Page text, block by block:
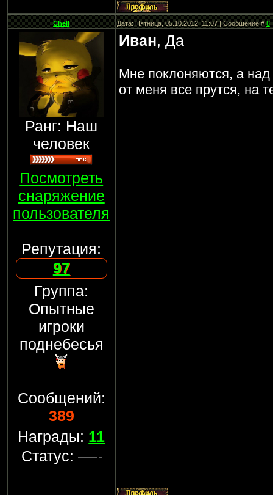
Chell Дата: Пятница, 05.10.2012, 11:07 | Сообщение #8
Ранг: Наш
человек
Посмотреть
снаряжение
пользователя
Репутация:
97
Группа:
Опытные
игроки
поднебесья
Сообщений:
389
Награды: 11
Статус:
Иван, Да
Мне поклоняются, а
от меня все прутся, на